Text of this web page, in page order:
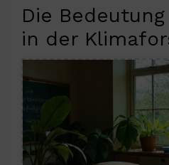
Die
in der